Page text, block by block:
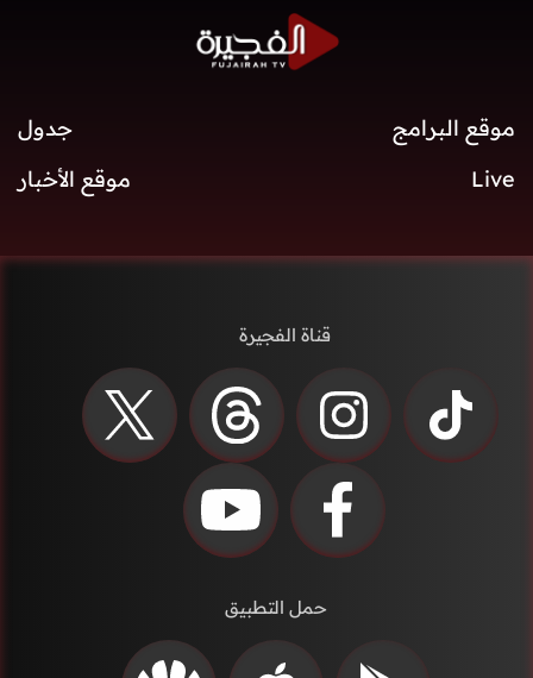
موقع البرامج
جدول
Live
موقع الأخبار
قناة الفجيرة
حمل التطبيق